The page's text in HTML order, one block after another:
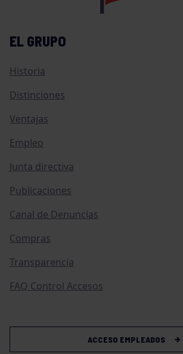
EL GRUPO
Historia
Distinciones
Ventajas
Empleo
Junta directiva
Publicaciones
Canal de Denuncias
Compras
Transparencia
FAQ Control Accesos
ACCESO EMPLEADOS